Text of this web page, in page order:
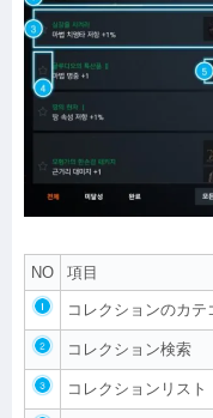
NO 項目
コレクションのカテ
コレクション検索
コレクションリスト